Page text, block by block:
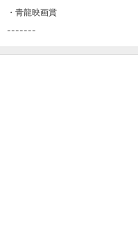
・青龍映画賞
-------